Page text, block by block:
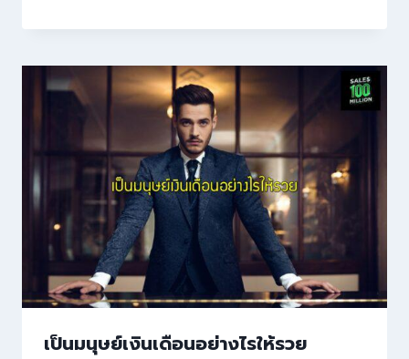
เป็นมนุษย์เงินเดือนอย่างไรให้รวย